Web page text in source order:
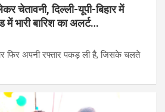
चेतावनी, दिल्ली-यूपी-बिहार में
में भारी बारिश का अलर्ट…
फिर अपनी रफ्तार पकड़ ली है, जिसके चलते